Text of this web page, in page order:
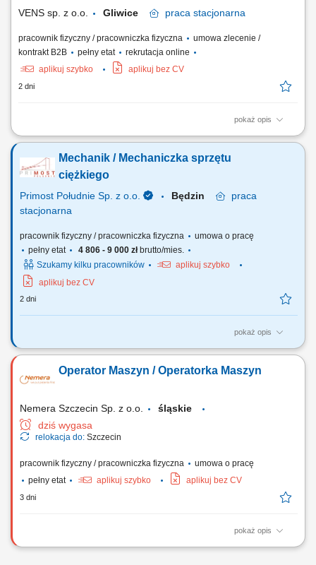
VENS sp. z o.o. Gliwice praca stacjonarna
pracownik fizyczny / pracowniczka fizyczna
umowa zlecenie /
kontrakt B2B
pełny etat
rekrutacja online
aplikuj szybko
aplikuj bez CV
2 dni
pokaż opis
Zapewnienie ciągłości pracy maszyn: diagnozowanie przyczyn awarii,
infrastruktury zakładowej; Nadzór techniczny nad parkiem
maszynowym: monitorowanie stanu technicznego urządzeń oraz
Mechanik / Mechaniczka sprzętu
ciężkiego
Primost Południe Sp. z o.o. Będzin
praca
stacjonarna
pracownik fizyczny / pracowniczka fizyczna
umowa o pracę
pełny etat
4 806 - 9 000 złbrutto/mies.
Szukamy kilku pracowników
aplikuj szybko
aplikuj bez CV
2 dni
pokaż opis
OBOWIĄZKI: Bieżące przeglądy, diagnostyka i naprawa sprzętu
Operator Maszyn / Operatorka Maszyn
Nemera Szczecin Sp. z o.o.
śląskie
dziś wygasa
relokacja do: Szczecin
pracownik fizyczny / pracowniczka fizyczna
umowa o pracę
pełny etat
aplikuj szybko aplikuj bez CV
3 dni
pokaż opis
Zadania: Ustawianie maszyn i nowoczesnych linii montażowych